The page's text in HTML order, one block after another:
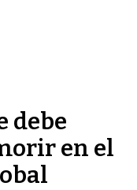
debe
en el